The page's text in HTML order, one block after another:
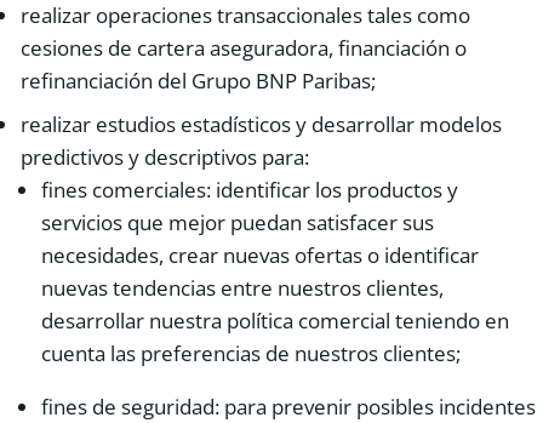
realizar operaciones transaccionales tales como
cesiones de cartera aseguradora, financiación o
refinanciación del Grupo BNP Paribas;
realizar estudios estadísticos y desarrollar modelos
predictivos y descriptivos para:
fines comerciales: identificar los productos y
servicios que mejor puedan satisfacer sus
necesidades, crear nuevas ofertas o identificar
nuevas tendencias entre nuestros clientes,
desarrollar nuestra política comercial teniendo en
cuenta las preferencias de nuestros clientes;
fines de seguridad: para prevenir posibles incidentes